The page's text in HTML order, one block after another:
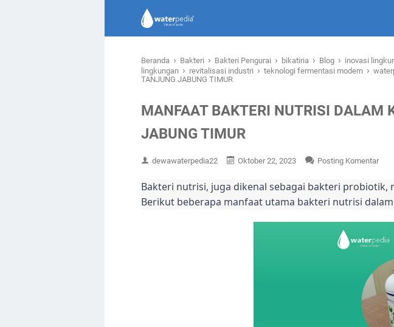
Beranda › Bakteri › Bakteri Pengurai › bikatiria › Blog › inovasi
lingkungan › revitalisasi industri › teknologi fermentasi modern ›
TANJUNG JABUNG TIMUR
MANFAAT BAKTERI NUTRISI DALAM
JABUNG TIMUR
dewawaterpedia22 Oktober 22, 2023 Posting Komentar
Bakteri nutrisi, juga dikenal sebagai bakteri
Berikut beberapa manfaat utama bakteri nutrisi